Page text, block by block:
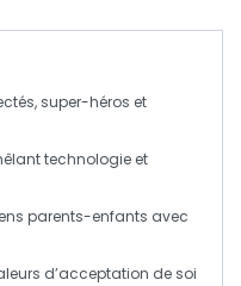
super-héros et
technologie et
parents-enfants avec
d’acceptation de soi